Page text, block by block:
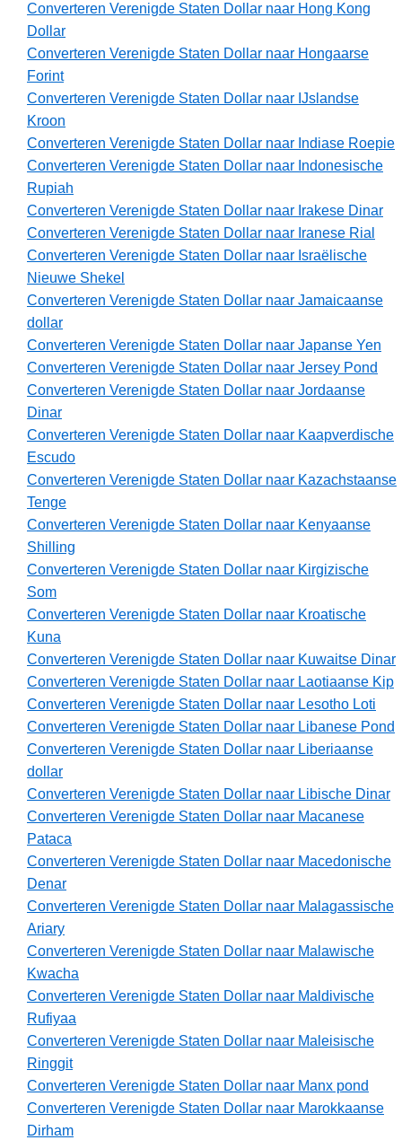
Converteren Verenigde Staten Dollar naar Hong Kong
Dollar
Converteren Verenigde Staten Dollar naar Hongaarse
Forint
Converteren Verenigde Staten Dollar naar IJslandse
Kroon
Converteren Verenigde Staten Dollar naar Indiase Roepie
Converteren Verenigde Staten Dollar naar Indonesische
Rupiah
Converteren Verenigde Staten Dollar naar Irakese Dinar
Converteren Verenigde Staten Dollar naar Iranese Rial
Converteren Verenigde Staten Dollar naar Israëlische
Nieuwe Shekel
Converteren Verenigde Staten Dollar naar Jamaicaanse
dollar
Converteren Verenigde Staten Dollar naar Japanse Yen
Converteren Verenigde Staten Dollar naar Jersey Pond
Converteren Verenigde Staten Dollar naar Jordaanse
Dinar
Converteren Verenigde Staten Dollar naar Kaapverdische
Escudo
Converteren Verenigde Staten Dollar naar Kazachstaanse
Tenge
Converteren Verenigde Staten Dollar naar Kenyaanse
Shilling
Converteren Verenigde Staten Dollar naar Kirgizische
Som
Converteren Verenigde Staten Dollar naar Kroatische
Kuna
Converteren Verenigde Staten Dollar naar Kuwaitse Dinar
Converteren Verenigde Staten Dollar naar Laotiaanse Kip
Converteren Verenigde Staten Dollar naar Lesotho Loti
Converteren Verenigde Staten Dollar naar Libanese Pond
Converteren Verenigde Staten Dollar naar Liberiaanse
dollar
Converteren Verenigde Staten Dollar naar Libische Dinar
Converteren Verenigde Staten Dollar naar Macanese
Pataca
Converteren Verenigde Staten Dollar naar Macedonische
Denar
Converteren Verenigde Staten Dollar naar Malagassische
Ariary
Converteren Verenigde Staten Dollar naar Malawische
Kwacha
Converteren Verenigde Staten Dollar naar Maldivische
Rufiyaa
Converteren Verenigde Staten Dollar naar Maleisische
Ringgit
Converteren Verenigde Staten Dollar naar Manx pond
Converteren Verenigde Staten Dollar naar Marokkaanse
Dirham